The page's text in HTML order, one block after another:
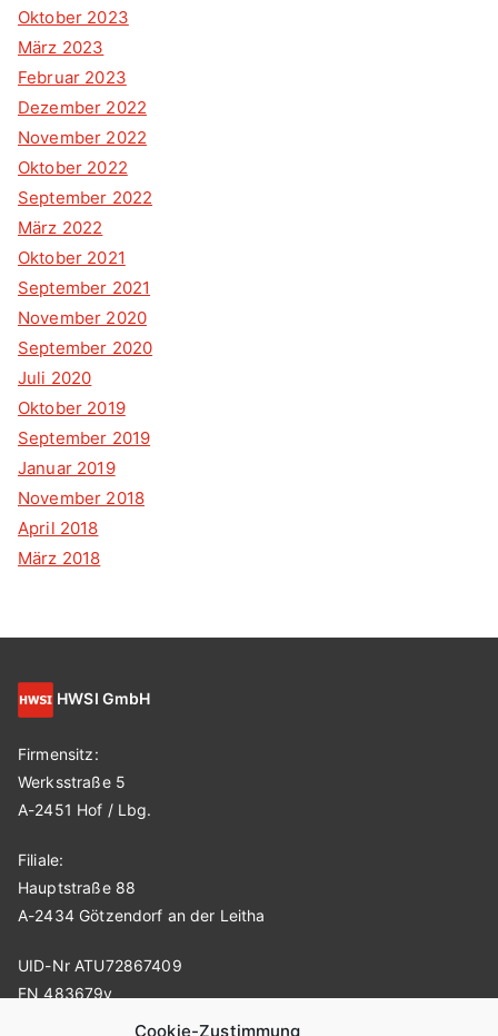
Cookie-Zustimmung
Oktober 2023
März 2023
Februar 2023
Dezember 2022
November 2022
Oktober 2022
September 2022
März 2022
Oktober 2021
September 2021
November 2020
September 2020
Juli 2020
Oktober 2019
September 2019
Januar 2019
November 2018
April 2018
März 2018
HWSI GmbH
Firmensitz:
Werksstraße 5
A-2451 Hof / Lbg.
Filiale:
Hauptstraße 88
A-2434 Götzendorf an der Leitha
UID-Nr ATU72867409
FN 483679v